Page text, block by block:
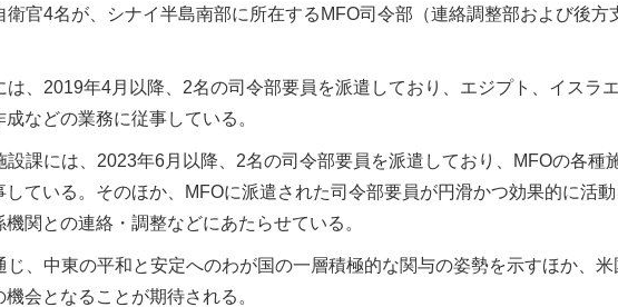
衛官4名が、シナイ半島南部に所在するMFO司令部（連絡調整部および後
は、2019年4月以降、2名の司令部要員を派遣しており、エジプト、イスラ
などの業務に従事している。
設課には、2023年6月以降、2名の司令部要員を派遣しており、MFOの各種
している。そのほか、MFOに派遣された司令部要員が円滑かつ効果的に活
関との連絡・調整などにあたらせている。
じ、中東の平和と安定へのわが国の一層積極的な関与の姿勢を示すほか、
会となることが期待される。